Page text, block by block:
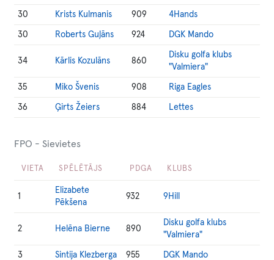
30 Krists Kulmanis 909 4Hands
30 Roberts Guļāns 924 DGK Mando
34 Kārlis Kozulāns 860
Disku golfa klubs
"Valmiera"
35 Miko Švenis 908 Riga Eagles
36 Ģirts Žeiers 884 Lettes
FPO - Sievietes
VIETA SPĒLĒTĀJS PDGA KLUBS
1
Elizabete
Pēkšena
932 9Hill
2 Helēna Bierne 890
Disku golfa klubs
"Valmiera"
3 Sintija Klezberga 955 DGK Mando